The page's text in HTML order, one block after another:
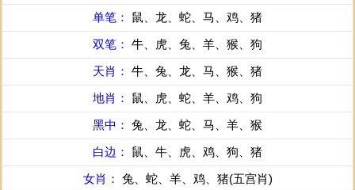
单笔： 鼠、龙、蛇、马、鸡、猪
双笔： 牛、虎、兔、羊、猴、狗
天肖： 牛、兔、龙、马、猴、猪
地肖： 鼠、虎、蛇、羊、鸡、狗
黑中： 兔、龙、蛇、马、羊、猴
白边： 鼠、牛、虎、鸡、狗、猪
女肖： 兔、蛇、羊、鸡、猪(五宫肖)